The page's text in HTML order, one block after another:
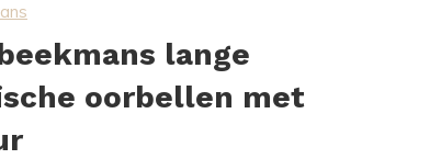
lange
oorbellen met